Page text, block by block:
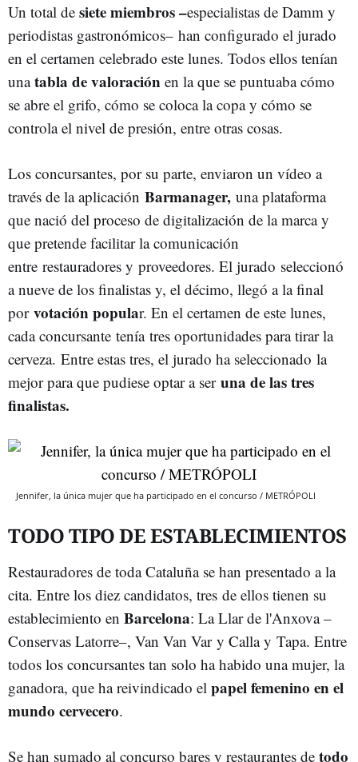
Un total de siete miembros –especialistas de Damm y
periodistas gastronómicos– han configurado el jurado
en el certamen celebrado este lunes. Todos ellos tenían
unatabla de valoración en la que se puntuaba cómo
se abre el grifo, cómo se coloca la copa y cómo se
controla el nivel de presión, entre otras cosas.
Los concursantes, por su parte, enviaron un vídeo a
través de la aplicación Barmanager, una plataforma
que nació del proceso de digitalización de la marca y
que pretende facilitar la comunicación
entre restauradores y proveedores. El jurado seleccionó
a nueve de los finalistas y, el décimo, llegó a la final
porvotación popular. En el certamen de este lunes,
cada concursante tenía tres oportunidades para tirar la
cerveza. Entre estas tres, el jurado ha seleccionado la
mejor para que pudiese optar a seruna de las tres
finalistas.
Jennifer, la única mujer que ha participado en el concurso / METRÓPOLI
TODO TIPO DE ESTABLECIMIENTOS
Restauradores de toda Cataluña se han presentado a la
cita. Entre los diez candidatos, tres de ellos tienen su
establecimiento en Barcelona: La Llar de l'Anxova –
Conservas Latorre–, Van Van Var y Calla y Tapa. Entre
todos los concursantes tan solo ha habido una mujer, la
ganadora, que ha reivindicado el papel femenino en el
mundo cervecero.
Se han sumado al concurso bares y restaurantes de todo